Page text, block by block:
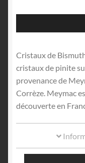
Cristaux de
cristaux de pinite
provenance de
Corrèze. Meymac
découverte en